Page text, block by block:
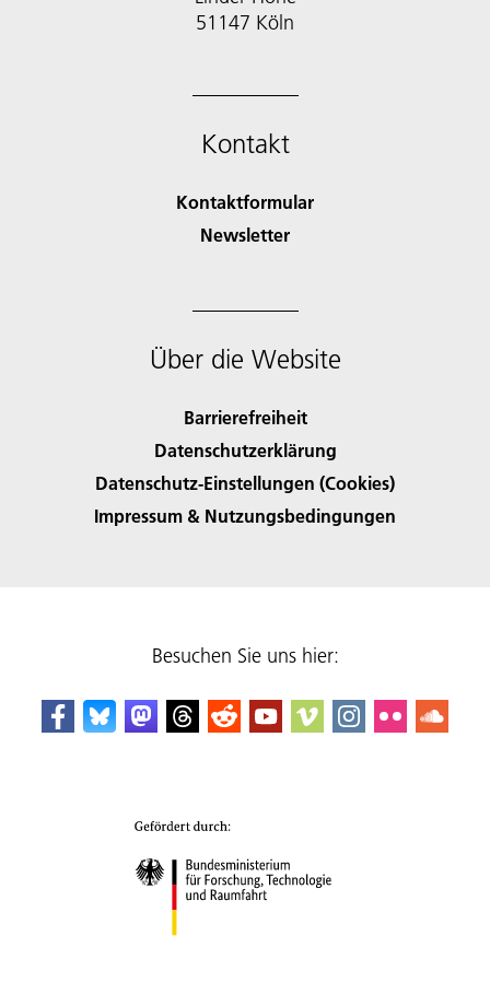
51147 Köln
Kontakt
Kontaktformular
Newsletter
Über die Website
Barrierefreiheit
Datenschutzerklärung
Datenschutz-Einstellungen (Cookies)
Impressum & Nutzungsbedingungen
Besuchen Sie uns hier: